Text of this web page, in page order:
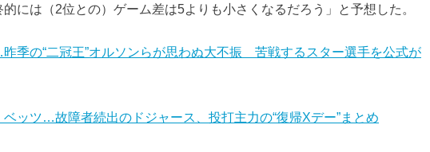
には（2位との）ゲーム差は5よりも小さくなるだろう」と予想した。
の“二冠王”オルソンらが思わぬ大不振 苦戦するスター選手を公式が
ッツ…故障者続出のドジャース、投打主力の“復帰Xデー”まとめ